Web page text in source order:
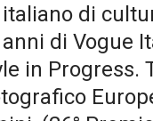
di
di Vogue
in Progress.